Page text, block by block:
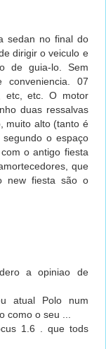
sedan no final do
dirigir o veiculo e
de guia-lo. Sem
07
etc, etc. O motor
duas ressalvas
muito alto (tanto é
o espaço
o antigo fiesta
que
new fiesta são o
a opiniao de
atual Polo num
como o seu ...
1.6 . que tods